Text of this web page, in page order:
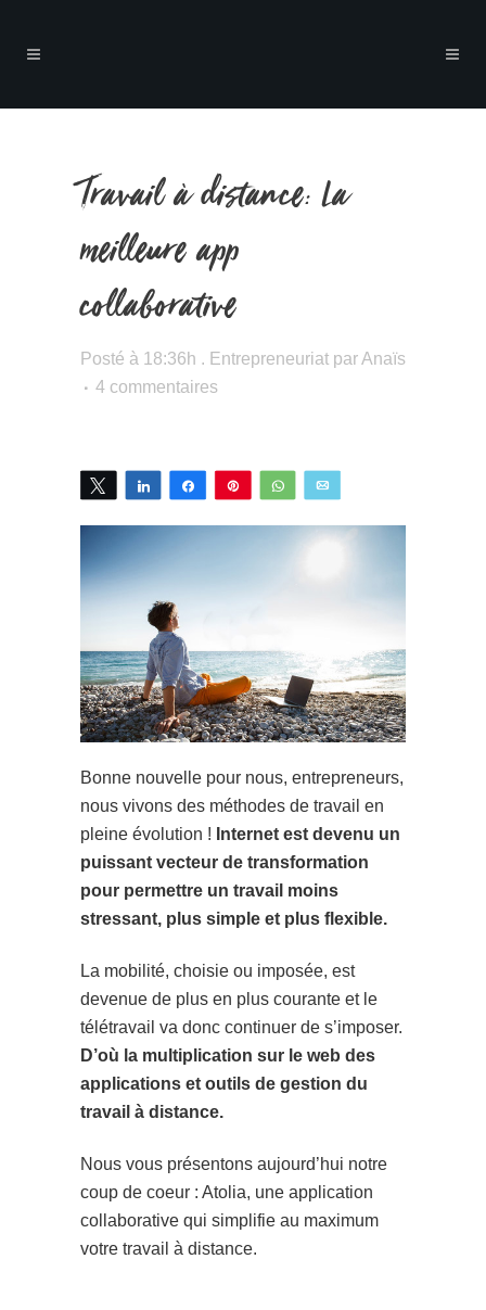
Travail à distance: La
meilleure app
collaborative
Posté à 18:36h . Entrepreneuriat parAnaïs
4 commentaires
Tweetez Partagez Partagez Épingle WhatsApp
Bonne nouvelle pour nous, entrepreneurs,
nous vivons des méthodes de travail en
pleine évolution ! Internet est devenu un
puissant vecteur de transformation
pour permettre un travail moins
stressant, plus simple et plus flexible.
La mobilité, choisie ou imposée, est
devenue de plus en plus courante et le
télétravail va donc continuer de s’imposer.
D’où la multiplication sur le web des
applications et outils de gestion du
travail à distance.
Nous vous présentons aujourd’hui notre
coup de coeur : Atolia, une application
collaborative qui simplifie au maximum
votre travail à distance.